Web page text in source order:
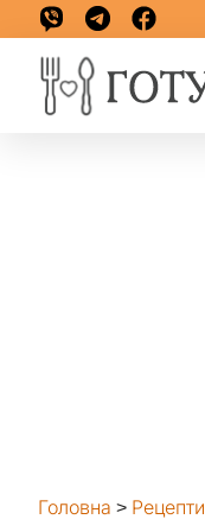
Головна > Рецепти